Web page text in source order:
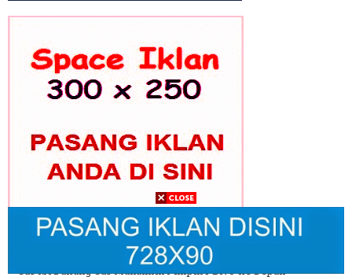
GEKIRA Gelar Rakernas Bahas Transformasi Ekonomi Nasional
Gus Ibi Dukung Gus Muhaimin Pimpin PBNU ke Depan